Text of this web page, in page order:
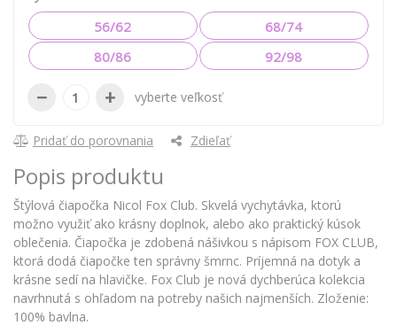
56/62
68/74
80/86
92/98
− + vyberte veľkosť
Pridať do porovnania Zdieľať
Popis produktu
Štýlová čiapočka Nicol Fox Club. Skvelá vychytávka, ktorú
možno využiť ako krásny doplnok, alebo ako praktický kúsok
oblečenia. Čiapočka je zdobená nášivkou s nápisom FOX CLUB,
ktorá dodá čiapočke ten správny šmrnc. Príjemná na dotyk a
krásne sedí na hlavičke. Fox Club je nová dychberúca kolekcia
navrhnutá s ohľadom na potreby našich najmenších. Zloženie:
100% bavlna.